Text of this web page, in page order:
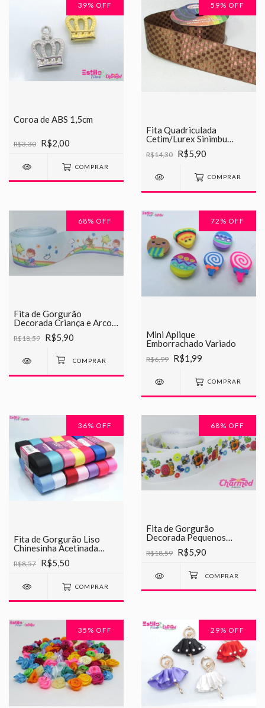
39% OFF
Coroa de ABS 1,5cm
R$3,30 R$2,00
COMPRAR
59% OFF
Fita Quadriculada
Cetim/Lurex Sinimbu
R$14,30 R$5,90
COMPRAR
68% OFF
Fita de Gorgurão
Decorada Criança e Arco
Iris Chinesinha 38mm
R$18,59 R$5,90
72 % OFF
Mini Aplique
Emborrachado Variado
R$6,99 R$1,99
COMPRAR
36% OFF
Fita de Gorgurão Liso
Chinesinha Acetinada
R$8,57 R$5,50
COMPRAR
68% OFF
Fita de Gorgurão
Decorada Pequenos
Insetos Chinesinha 38mm
R$18,59 R$5,90
35 % OFF 29% OFF